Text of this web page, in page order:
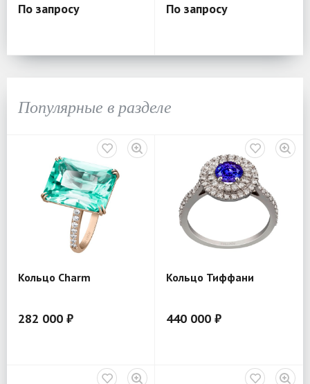
По запросу По запросу
Популярные в разделе
Кольцо Charm
282 000 ₽
Кольцо Тиффани
440 000 ₽